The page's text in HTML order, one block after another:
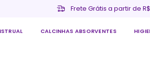
Frete Grátis a partir de R$
CALCINHAS ABSORVENTES